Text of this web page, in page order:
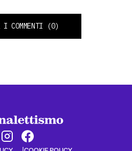
I COMMENTI (0)